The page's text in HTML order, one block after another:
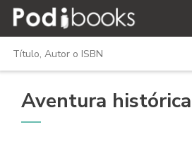
Aventura histórica